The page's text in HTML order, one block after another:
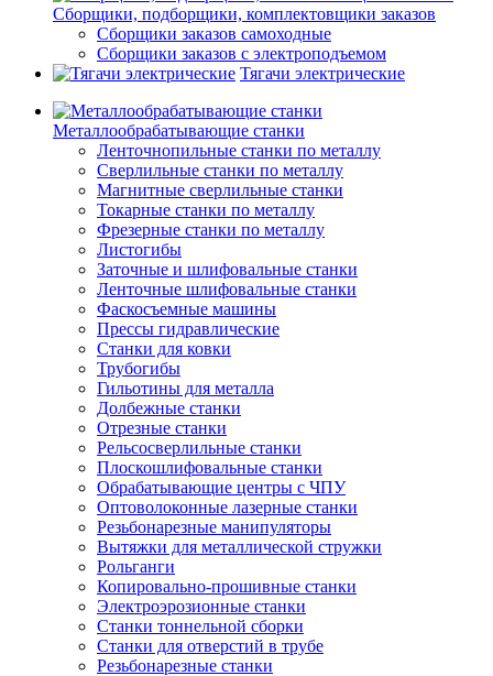
Сборщики, подборщики, комплектовщики заказов
Сборщики заказов самоходные
Сборщики заказов с электроподъемом
Тягачи электрические
Металлообрабатывающие станки
Ленточнопильные станки по металлу
Сверлильные станки по металлу
Магнитные сверлильные станки
Токарные станки по металлу
Фрезерные станки по металлу
Листогибы
Заточные и шлифовальные станки
Ленточные шлифовальные станки
Фаскосъемные машины
Прессы гидравлические
Станки для ковки
Трубогибы
Гильотины для металла
Долбежные станки
Отрезные станки
Рельсосверлильные станки
Плоскошлифовальные станки
Обрабатывающие центры с ЧПУ
Оптоволоконные лазерные станки
Резьбонарезные манипуляторы
Вытяжки для металлической стружки
Рольганги
Копировально-прошивные станки
Электроэрозионные станки
Станки тоннельной сборки
Станки для отверстий в трубе
Резьбонарезные станки